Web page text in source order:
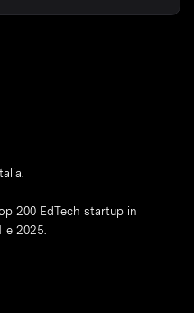
200 EdTech startup in
e 2025.